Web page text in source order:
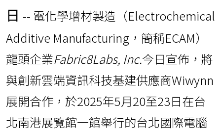
日 -- 電化學增材製造（Electrochemical
Additive Manufacturing，簡稱ECAM）
龍頭企業Fabric8Labs, Inc.今日宣佈，將
與創新雲端資訊科技基建供應商Wiwynn
展開合作，於2025年5月20至23日在台
北南港展覽館一館舉行的台北國際電腦